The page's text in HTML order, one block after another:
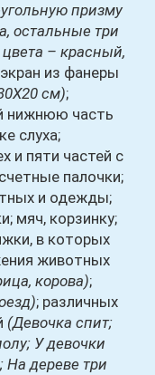
призму
остальные три
– красный,
из фанеры
см);
нижнюю часть
слуха;
и пяти частей с
палочки;
и одежды;
мяч, корзинку;
в которых
животных
корова);
; различных
(Девочка спит;
У девочки
На дереве три